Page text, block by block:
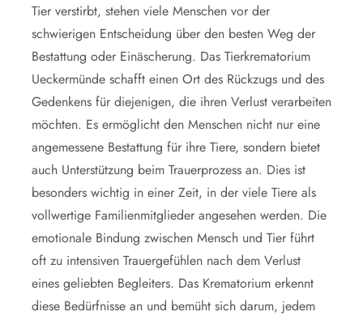
Tier verstirbt, stehen viele Menschen vor der
schwierigen Entscheidung über den besten Weg der
Bestattung oder Einäscherung. Das Tierkrematorium
Ueckermünde schafft einen Ort des Rückzugs und des
Gedenkens für diejenigen, die ihren Verlust verarbeiten
möchten. Es ermöglicht den Menschen nicht nur eine
angemessene Bestattung für ihre Tiere, sondern bietet
auch Unterstützung beim Trauerprozess an. Dies ist
besonders wichtig in einer Zeit, in der viele Tiere als
vollwertige Familienmitglieder angesehen werden. Die
emotionale Bindung zwischen Mensch und Tier führt
oft zu intensiven Trauergefühlen nach dem Verlust
eines geliebten Begleiters. Das Krematorium erkennt
diese Bedürfnisse an und bemüht sich darum, jedem